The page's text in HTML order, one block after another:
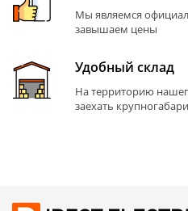
Мы являемся
завышаем цены
Удобный склад
На территорию
заехать